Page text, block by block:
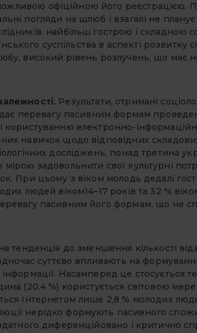
офіційною його реєстрацією.
погляди на шлюб і взагалі не планує
найбільш гострою і складною
суспільства в аспекті розвитку
високий рівень розлучень, що має
Результати, отримані
перевагу пасивним формам
і користуванню електронно-
навичок щодо відповідних
досліджень, понад третина
задовольнити свої культурні
При цьому з віком молодь дедалі
людей віком14–17 років та 32 %
пасивним його формам, що не
тенденція до зменшення кількості
суттєво впливають на
Насамперед це стосується
(20,4 %) користується світовою
Інтернетом лише 2,8 % молодих
нерідко формують пасивного
диференційовано і критично